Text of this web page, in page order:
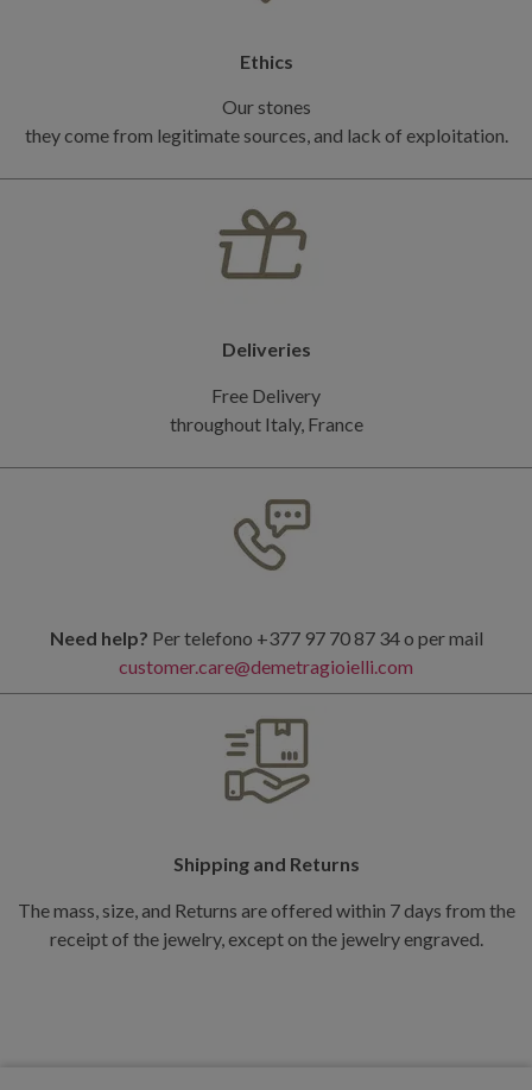
Ethics
Our stones
they come from legitimate sources, and lack of exploitation.
Deliveries
Free Delivery
throughout Italy, France
Need help? Per telefono +377 97 70 87 34 o per mail
customer.care@demetragioielli.com
Shipping and Returns
The mass, size, and Returns are offered within 7 days from the
receipt of the jewelry, except on the jewelry engraved.